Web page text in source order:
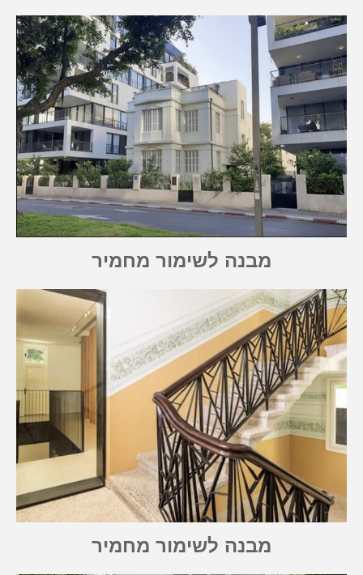
מבנה לשימור מחמיר
מבנה לשימור מחמיר